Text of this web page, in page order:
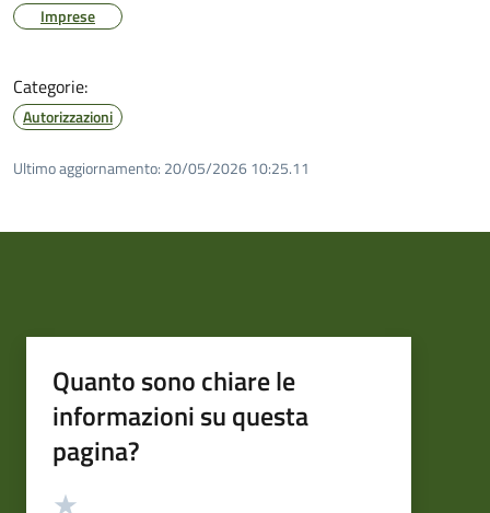
Imprese
Categorie:
Autorizzazioni
Ultimo aggiornamento: 20/05/2026 10:25.11
Quanto sono chiare le
informazioni su questa
pagina?
Valutazione